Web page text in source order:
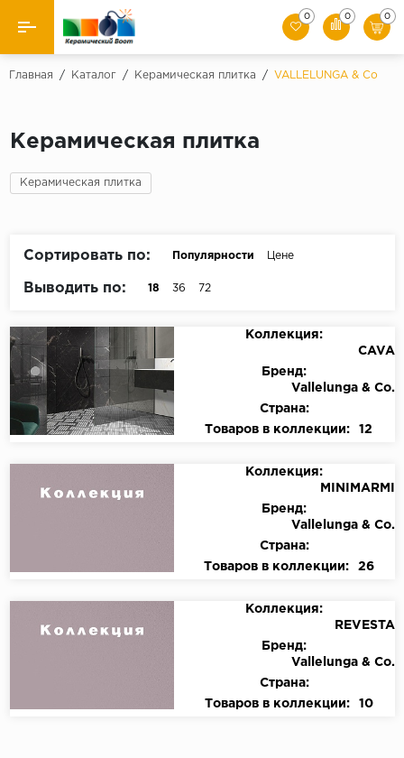
Назад
Керамическая плитка
Керамогранит
0 0 0
Главная / Каталог / Керамическая плитка / VALLELUNGA & Co
Керамическая плитка
Керамическая плитка
Сортировать по: Популярности Цене
Выводить по: 18 36 72
Коллекция:
CAVA
Бренд:
Vallelunga & Co.
Страна:
Товаров в коллекции:
12
Коллекция:
MINIMARMI
Бренд:
Vallelunga & Co.
Страна:
Товаров в коллекции:
26
Коллекция:
REVESTA
Бренд:
Vallelunga & Co.
Страна:
Товаров в коллекции:
10